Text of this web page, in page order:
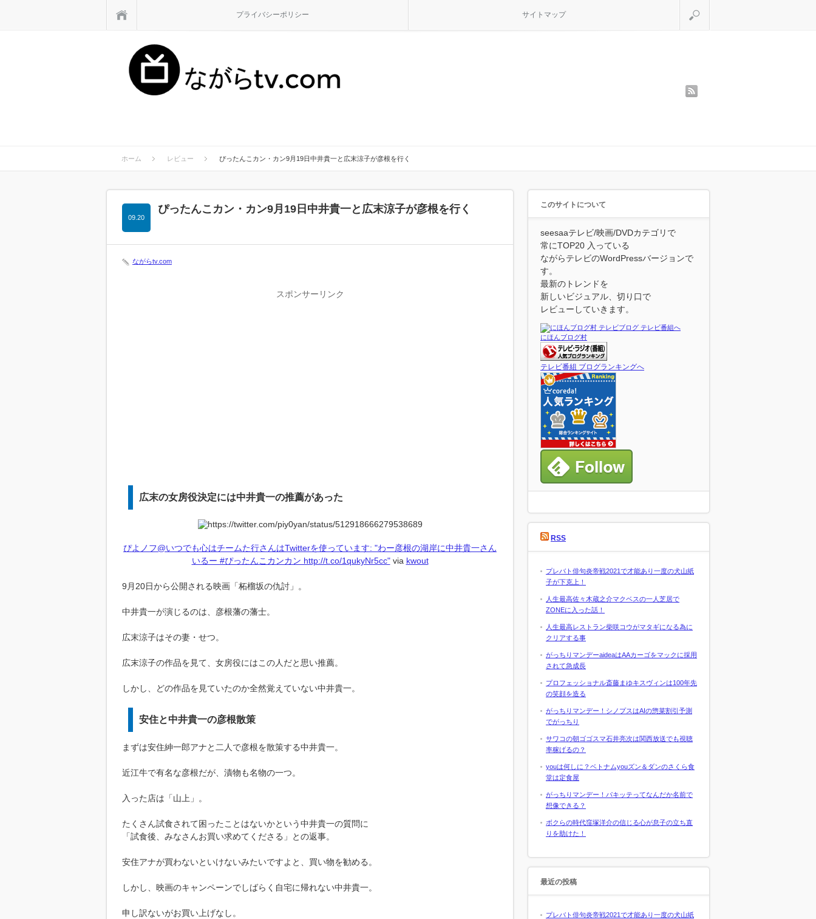
プライバシーポリシー サイトマップ
ホーム レビュー ぴったんこカン・カン9月19日中井貴一と広末涼子が彦根を行く
ぴったんこカン・カン9月19日中井貴一と広末涼子が彦根を行く
09.20
ながらtv.com
スポンサーリンク
広末の女房役決定には中井貴一の推薦があった
ぴよノフ@いつでも心はチームた行さんはTwitterを使っています: "わー彦根の湖岸に中井貴一さん
いるー #ぴったんこカンカン http://t.co/1qukyNr5cc"via kwout
9月20日から公開される映画「柘榴坂の仇討」。
中井貴一が演じるのは、彦根藩の藩士。
広末涼子はその妻・せつ。
広末涼子の作品を見て、女房役にはこの人だと思い推薦。
しかし、どの作品を見ていたのか全然覚えていない中井貴一。
安住と中井貴一の彦根散策
まずは安住紳一郎アナと二人で彦根を散策する中井貴一。
近江牛で有名な彦根だが、漬物も名物の一つ。
入った店は「山上」。
たくさん試食されて困ったことはないかという中井貴一の質問に
「試食後、みなさんお買い求めてくださる」との返事。
安住アナが買わないといけないみたいですよと、買い物を勧める。
しかし、映画のキャンペーンでしばらく自宅に帰れない中井貴一。
申し訳ないがお買い上げなし。
このサイトについて
seesaaテレビ/映画/DVDカテゴリで
常にTOP20 入っている
ながらテレビのWordPressバージョンで
す。
最新のトレンドを
新しいビジュアル、切り口で
レビューしていきます。
にほんブログ村
テレビ番組 ブログランキングへ
RSS
プレバト俳句炎帝戦2021で才能あり一度の犬山紙
子が下克上！
人生最高佐々木蔵之介マクベスの一人芝居で
ZONEに入った話！
人生最高レストラン柴咲コウがマタギになる為に
クリアする事
がっちりマンデーaideaはAAカーゴをマックに採用
されて急成長
プロフェッショナル斎藤まゆキスヴィンは100年先
の笑顔を造る
がっちりマンデー！シノプスはAIの惣菜割引予測
でがっちり
サワコの朝ゴゴスマ石井亮次は関西放送でも視聴
率稼げるの？
youは何しに？ベトナムyouズン＆ダンのさくら食
堂は定食屋
がっちりマンデー！パキッテってなんだか名前で
想像できる？
ボクらの時代窪塚洋介の信じる心が息子の立ち直
りを助けた！
最近の投稿
プレバト俳句炎帝戦2021で才能あり一度の犬山紙